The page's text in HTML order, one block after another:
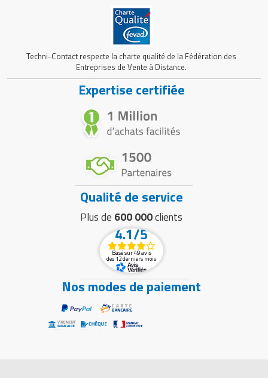
Techni-Contact respecte la charte qualité de la Fédération des
Entreprises de Vente à Distance.
Expertise certifiée
Qualité de service
Plus de 600 000clients
4.1/5
Basé sur 49 avis
des 12 derniers mois
Nos modes de paiement